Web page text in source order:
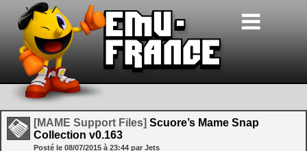
[MAME Support Files] Scuore’s Mame Snap
Collection v0.163
Posté le 08/07/2015 à 23:44 par Jets